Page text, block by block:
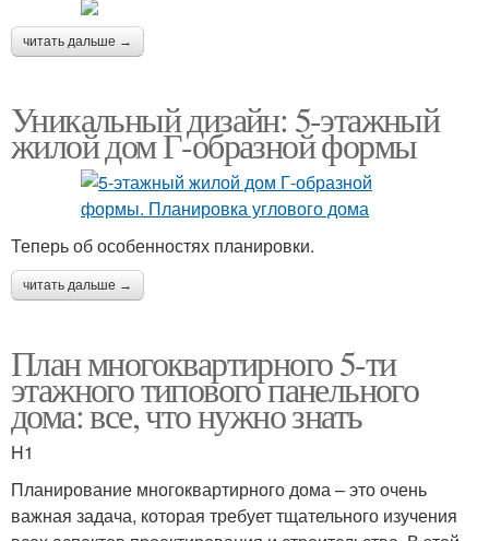
читать дальше →
Уникальный дизайн: 5-этажный
жилой дом Г-образной формы
Теперь об особенностях планировки.
читать дальше →
План многоквартирного 5-ти
этажного типового панельного
дома: все, что нужно знать
H1
Планирование многоквартирного дома – это очень
важная задача, которая требует тщательного изучения